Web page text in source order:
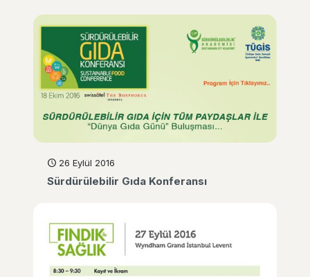
26 Eylül 2016
Sürdürülebilir Gıda Konferansı